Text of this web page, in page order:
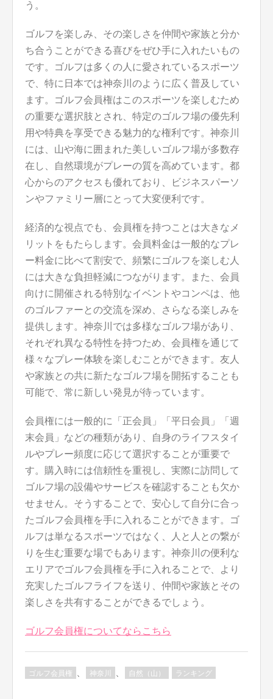
う。
ゴルフを楽しみ、その楽しさを仲間や家族と分か
ち合うことができる喜びをぜひ手に入れたいもの
です。ゴルフは多くの人に愛されているスポーツ
で、特に日本では神奈川のように広く普及してい
ます。ゴルフ会員権はこのスポーツを楽しむため
の重要な選択肢とされ、特定のゴルフ場の優先利
用や特典を享受できる魅力的な権利です。神奈川
には、山や海に囲まれた美しいゴルフ場が多数存
在し、自然環境がプレーの質を高めています。都
心からのアクセスも優れており、ビジネスパーソ
ンやファミリー層にとって大変便利です。
経済的な視点でも、会員権を持つことは大きなメ
リットをもたらします。会員料金は一般的なプレ
ー料金に比べて割安で、頻繁にゴルフを楽しむ人
には大きな負担軽減につながります。また、会員
向けに開催される特別なイベントやコンペは、他
のゴルファーとの交流を深め、さらなる楽しみを
提供します。神奈川では多様なゴルフ場があり、
それぞれ異なる特性を持つため、会員権を通じて
様々なプレー体験を楽しむことができます。友人
や家族との共に新たなゴルフ場を開拓することも
可能で、常に新しい発見が待っています。
会員権には一般的に「正会員」「平日会員」「週
末会員」などの種類があり、自身のライフスタイ
ルやプレー頻度に応じて選択することが重要で
す。購入時には信頼性を重視し、実際に訪問して
ゴルフ場の設備やサービスを確認することも欠か
せません。そうすることで、安心して自分に合っ
たゴルフ会員権を手に入れることができます。ゴ
ルフは単なるスポーツではなく、人と人との繋が
りを生む重要な場でもあります。神奈川の便利な
エリアでゴルフ会員権を手に入れることで、より
充実したゴルフライフを送り、仲間や家族とその
楽しさを共有することができるでしょう。
ゴルフ会員権についてならこちら
ゴルフ会員権 神奈川 自然（山） ランキング